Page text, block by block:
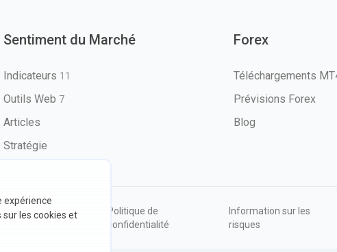
expérience
les cookies et
Sentiment du Marché
Indicateurs 11
Outils Web 7
Articles
Stratégie
Forex
Téléchargements
Prévisions Forex
Blog
Conditions
Politique de
confidentialité
Information sur les
risques